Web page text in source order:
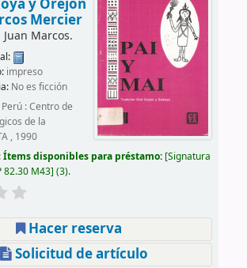
y Orejon
Mercier
Marcos.
impreso
No es ficción
: Centro de
de la
, 1990
Ítems disponibles para préstamo: Signatura
82.30 M43 (3).
Hacer reserva
Solicitud de artículo